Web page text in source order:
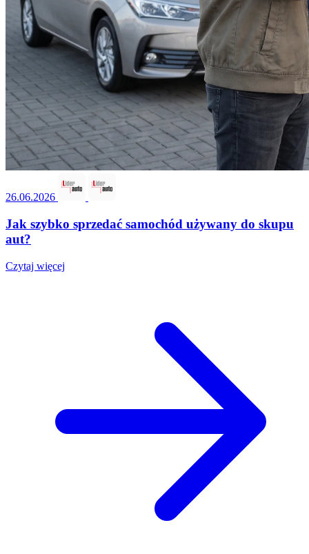
26.06.2026
Jak szybko sprzedać samochód używany do skupu
aut?
Czytaj więcej